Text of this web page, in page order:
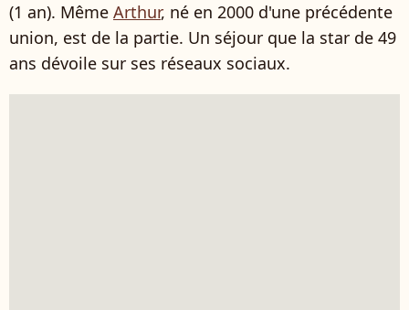
(1 an). Même Arthur, né en 2000 d'une précédente
union, est de la partie. Un séjour que la star de 49
ans dévoile sur ses réseaux sociaux.